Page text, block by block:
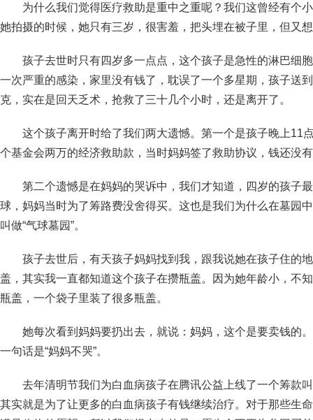
为什么我们觉得医疗救助是重中之重呢？我们这曾经有个
她拍摄的时候，她只有三岁，很害羞，把头埋在被子里，但又
孩子去世时只有四岁多一点点，这个孩子是急性的淋巴细
一次严重的感染，家里没有钱了，耽误了一个多星期，孩子送
克，实在是回天乏术，抢救了三十几个小时，还是离开了。
这个孩子离开时给了我们两大遗憾。第一个是孩子晚上11
个基金会两万的经济救助款，当时妈妈签了救助协议，钱还没
第二个遗憾是在妈妈的哭诉中，我们才知道，四岁的孩子
球，妈妈当时为了筹路费没舍得买。这也是我们为什么在墓园
叫做“气球墓园”。
孩子去世后，有天孩子妈妈找到我，跟我说她在孩子住的
盖，其实我一直都知道这个孩子在攒瓶盖。因为她年龄小，不
瓶盖，一个袋子里装了很多瓶盖。
她每次看到妈妈要扔出去，就说：妈妈，这个是要卖钱的
一句话是“妈妈不哭”。
去年清明节我们为白血病孩子在腾讯公益上线了一个筹款
其实就是为了让更多的白血病孩子有钱继续治疗。对于那些生